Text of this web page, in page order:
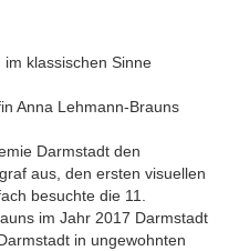
klassischen Sinne
Anna Lehmann-Brauns
Darmstadt den
aus, den ersten visuellen
besuchte die 11.
im Jahr 2017 Darmstadt
in ungewohnten